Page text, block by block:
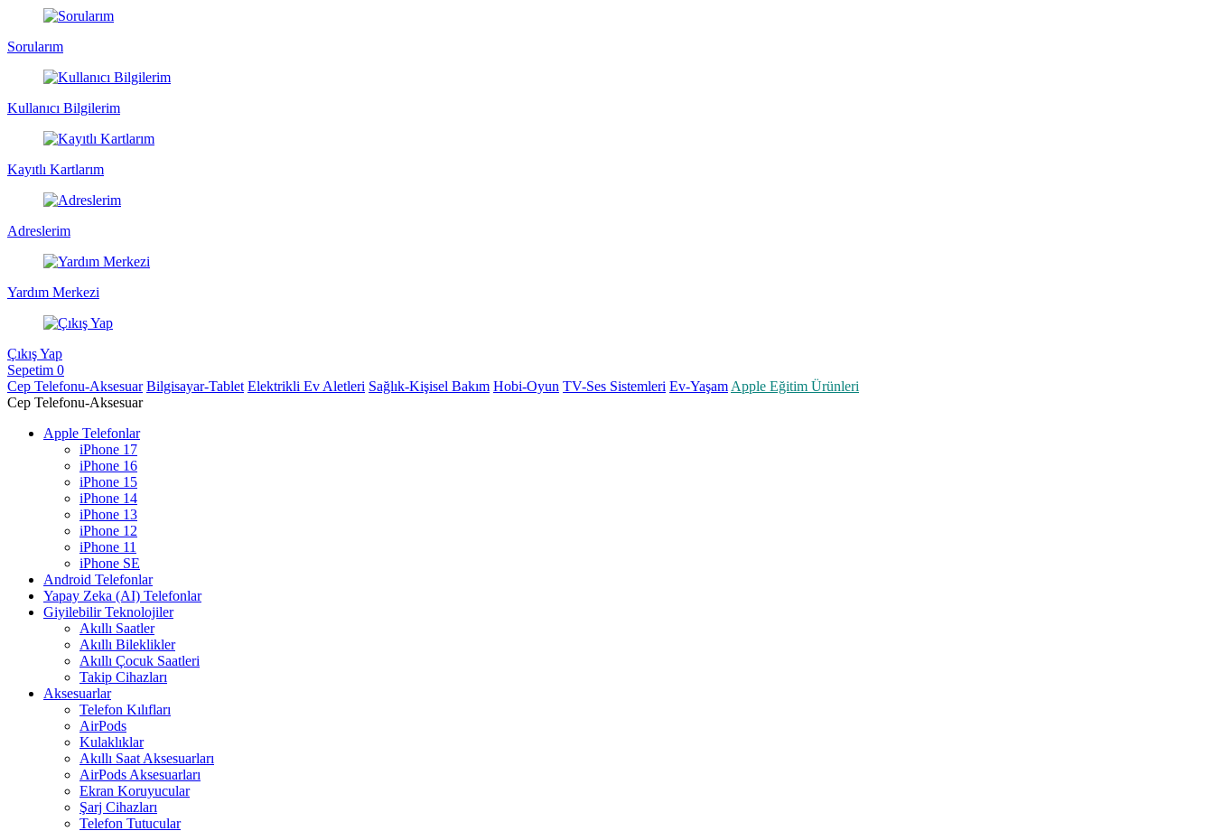
Sorularım
Kullanıcı Bilgilerim
Kayıtlı Kartlarım
Adreslerim
Yardım Merkezi
Çıkış Yap
Sepetim 0
Cep Telefonu-Aksesuar Bilgisayar-Tablet Elektrikli Ev Aletleri Sağlık-Kişisel Bakım Hobi-Oyun TV-Ses Sistemleri Ev-Yaşam Apple Eğitim Ürünleri
Cep Telefonu-Aksesuar
Apple Telefonlar
iPhone 17
iPhone 16
iPhone 15
iPhone 14
iPhone 13
iPhone 12
iPhone 11
iPhone SE
Android Telefonlar
Yapay Zeka (AI) Telefonlar
Giyilebilir Teknolojiler
Akıllı Saatler
Akıllı Bileklikler
Akıllı Çocuk Saatleri
Takip Cihazları
Aksesuarlar
Telefon Kılıfları
AirPods
Kulaklıklar
Akıllı Saat Aksesuarları
AirPods Aksesuarları
Ekran Koruyucular
Şarj Cihazları
Telefon Tutucular